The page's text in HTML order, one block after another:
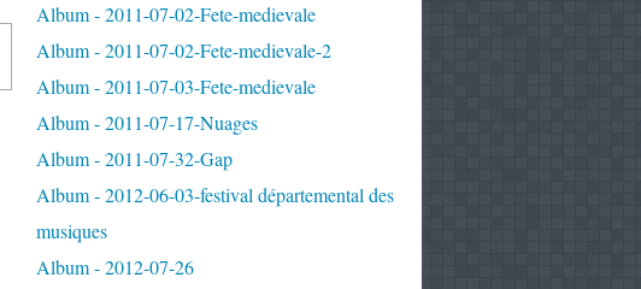
Album - 2011-07-02-Fete-medievale
Album - 2011-07-02-Fete-medievale-2
Album - 2011-07-03-Fete-medievale
Album - 2011-07-17-Nuages
Album - 2011-07-32-Gap
Album - 2012-06-03-festival départemental des
musiques
Album - 2012-07-26